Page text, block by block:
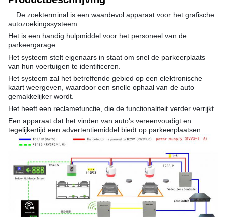
De zoekterminal is een waardevol apparaat voor het grafische
autozoekingssysteem.
Het is een handig hulpmiddel voor het personeel van de
parkeergarage.
Het systeem stelt eigenaars in staat om snel de parkeerplaats
van hun voertuigen te identificeren.
Het systeem zal het betreffende gebied op een elektronische
kaart weergeven, waardoor een snelle ophaal van de auto
gemakkelijker wordt.
Het heeft een reclamefunctie, die de functionaliteit verder verrijkt.
Een apparaat dat het vinden van auto's vereenvoudigt en
tegelijkertijd een advertentiemiddel biedt op parkeerplaatsen.